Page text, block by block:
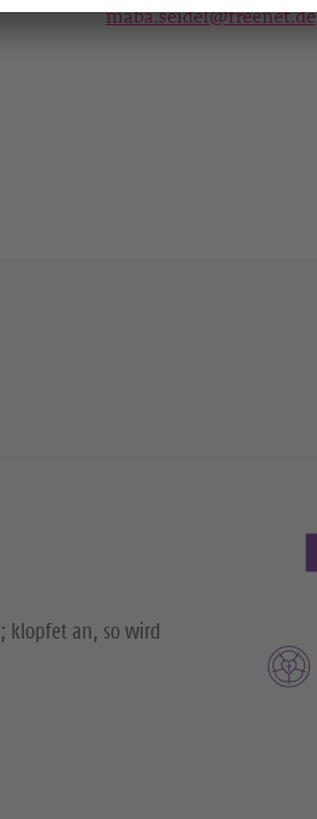
maba.seidel@freenet.de
klopfet an, so wird